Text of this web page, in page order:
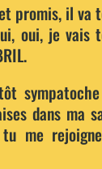
promis, il va
oui, je vais
dans ma
me